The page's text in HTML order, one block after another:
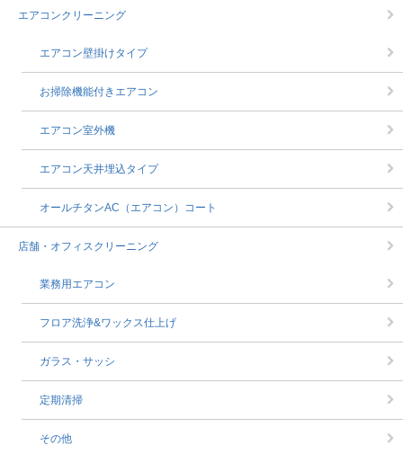
エアコンクリーニング
エアコン壁掛けタイプ
お掃除機能付きエアコン
エアコン室外機
エアコン天井埋込タイプ
オールチタンAC（エアコン）コート
店舗・オフィスクリーニング
業務用エアコン
フロア洗浄&ワックス仕上げ
ガラス・サッシ
定期清掃
その他